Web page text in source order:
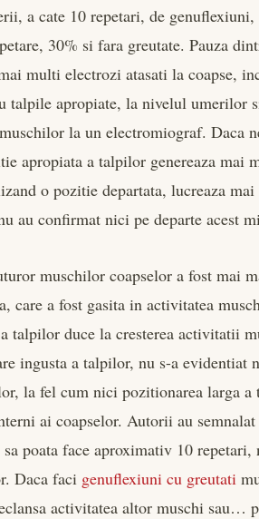
a cate 10 repetari, de
30% si fara greutate. Pauza
multi electrozi atasati la coapse,
apropiate, la nivelul umerilor
la un electromiograf. Daca
apropiata a talpilor genereaza mai
o pozitie departata, lucreaza
au confirmat nici pe departe acest
muschilor coapselor a fost mai
care a fost gasita in activitatea
talpilor duce la cresterea activitatii
ingusta a talpilor, nu s-a evidentiat
la fel cum nici pozitionarea larga
ai coapselor. Autorii au semnalat
poata face aproximativ 10 repetari,
Daca faci genuflexiuni cu greutati
activitatea altor muschi sau…